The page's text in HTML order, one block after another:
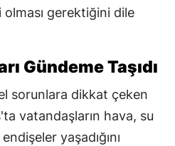
olması gerektiğini dile
Gündeme Taşıdı
sorunlara dikkat çeken
vatandaşların hava, su
yaşadığını